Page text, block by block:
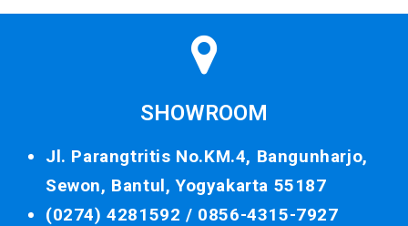
SHOWROOM
Jl. Parangtritis No.KM.4, Bangunharjo,
Sewon, Bantul, Yogyakarta 55187
(0274) 4281592 / 0856-4315-7927